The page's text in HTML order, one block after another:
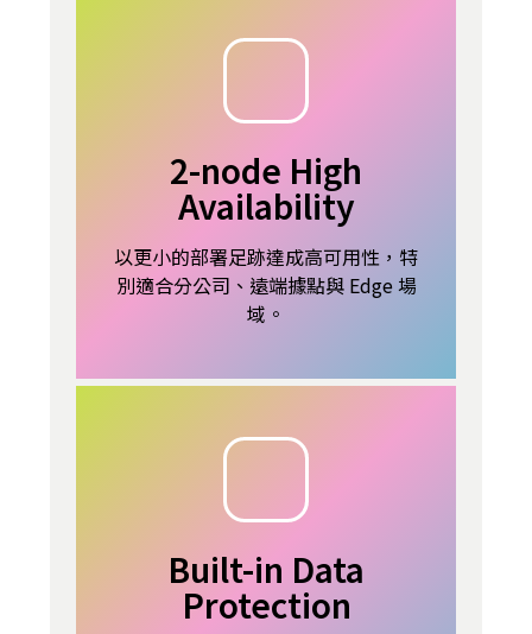
2-node High
Availability
以更小的部署足跡達成高可用性，特
別適合分公司、遠端據點與 Edge 場
域。
Built-in Data
Protection